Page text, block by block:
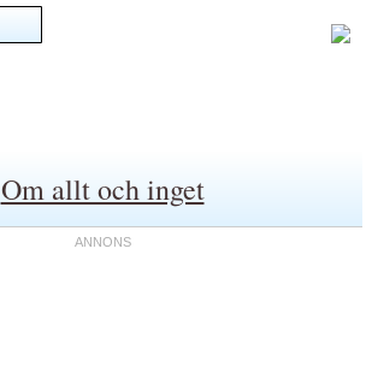
Om allt och inget